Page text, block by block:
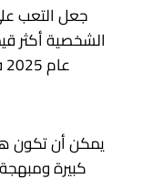
جعل التعب
الشخصية أكثر
يمكن أن تكون
كبيرة